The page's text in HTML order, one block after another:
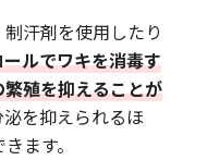
汗剤を使用したり
ルでワキを消毒す
殖を抑えることが
を抑えられるほ
ます。